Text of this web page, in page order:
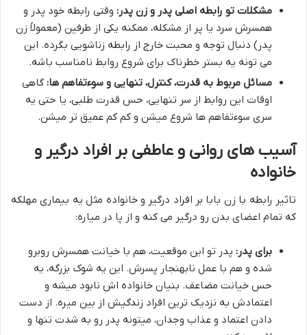
مشکلات تو رابطه اصلی پدر و زن پدر: وقتی رابطه خود پدر و
همسرش سرد یا پر از مشکله، ممکنه یکی از طرفین (معمولاً زن
پدر) دنبال توجه و محبت خارج از رابطه زناشویی بگرده. این
می تونه یه بستر خطرناک برای شروع روابط نامناسب باشه.
مسائل مربوط به قدرت، کنترل، تنهایی و سوءتفاهم ها: گاهی
اوقات این روابط از سر تنهایی، حس قدرت طلبی، یا حتی یه
سری سوءتفاهم ها شروع میشن و کم کم عمیق تر میشن.
آسیب های روانی و عاطفی بر افراد درگیر و
خانواده
تاثیر رابطه با زن بابا بر افراد درگیر و خانواده مثل یه بیماری مهلکه
که تمام اعضای بدن رو درگیر می کنه و از پا در میاره:
برای پدر: پدر تو این موقعیت، هم با خیانت همسرش روبرو
شده و هم با عمل نابهنجار پسرش. این یه شوک بزرگه، یه
حس خیانت مضاعف. بنیان خانواده اش نابود میشه و
اعتمادش به نزدیک ترین افراد زندگیش از بین میره. از دست
دادن اعتماد و عذاب وجدان، میتونه پدر رو به شدت تنها و